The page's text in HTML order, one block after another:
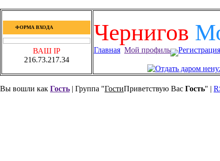
ФОРМА ВХОДА
ВАШ IP
216.73.217.34
Чернигов
Главная Мой профиль Регистрация
Вы вошли как Гость | Группа "ГостиПриветствую Вас Гость" |